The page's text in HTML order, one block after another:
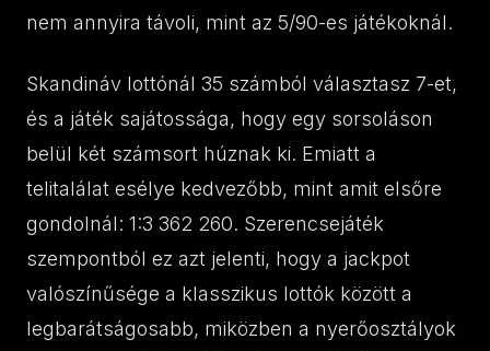
nem annyira távoli, mint az 5/90-es játékoknál.
Skandináv lottónál 35 számból választasz 7-et,
és a játék sajátossága, hogy egy sorsoláson
belül két számsort húznak ki. Emiatt a
telitalálat esélye kedvezőbb, mint amit elsőre
gondolnál: 1:3 362 260. Szerencsejáték
szempontból ez azt jelenti, hogy a jackpot
valószínűsége a klasszikus lottók között a
legbarátságosabb, miközben a nyerőosztályok